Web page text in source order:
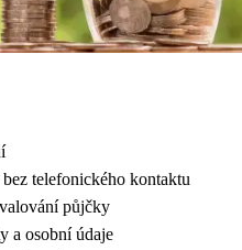
telefonického kontaktu
půjčky
a osobní údaje